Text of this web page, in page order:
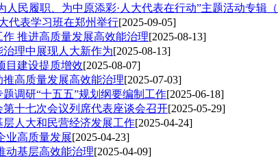
人民履职、为中原添彩·人大代表在行动”主题活动专辑（
代表学习班在郑州举行[2025-09-05]
作 推进高质量发展高效能治理[2025-08-13]
理中展现人大新作为[2025-08-13]
目建设提质增效[2025-08-07]
推高质量发展高效能治理[2025-07-03]
调研“十五五”规划纲要编制工作[2025-06-18]
十七次会议列席代表座谈会召开[2025-05-29]
人大和民营经济发展工作[2025-04-24]
业高质量发展[2025-04-23]
动基层高效能治理[2025-04-09]